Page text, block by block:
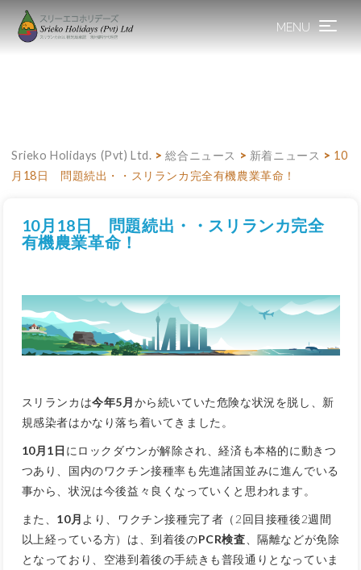
MENU Toggle
Srieko Holidays (Pvt) Ltd. >総合ニュース > 新着ニュース > 10
月18日 問題続出・・スリランカ完全有機農業革命！
10月18日 問題続出・・スリランカ完全
有機農業革命！
スリランカは今年5月から続いていた危険な状況を脱し、新
規感染者はかなり落ち着いてきました。
10月1日 にロックダウンが解除され、経済も本格的に動きつ
つあり、国内のワクチン接種率も先進諸国並みに進んでいる
事から、状況は今後益々良くなっていくと思われます。
また、 10月 より、ワクチン接種完了者（2回目接種後2週間
以上経っている方）は、到着後のPCR検査 、隔離などが免除
となっており、空港到着後の手続きも普段通りとなっていま